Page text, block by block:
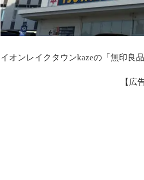
イオンレイクタウンkazeの「無印良
【広